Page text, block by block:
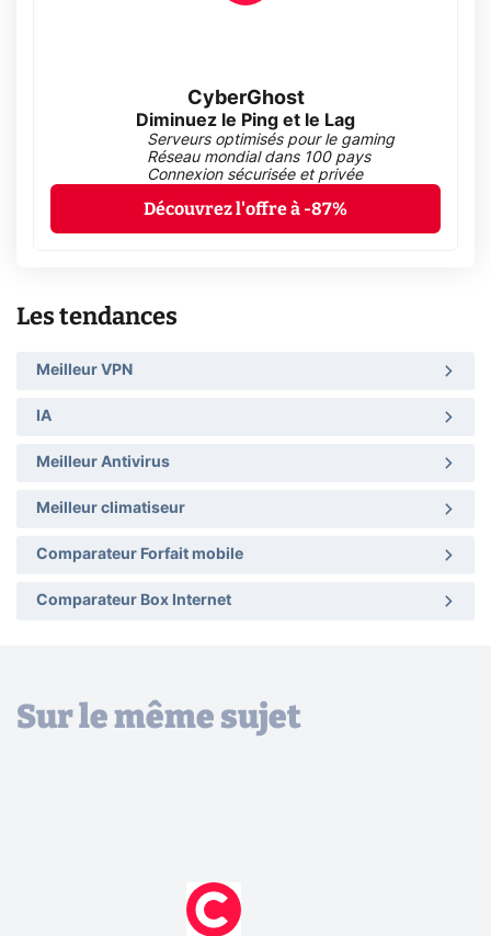
CyberGhost
Diminuez le Ping et le Lag
Serveurs optimisés pour le gaming
Réseau mondial dans 100 pays
Connexion sécurisée et privée
Découvrez l'offre à -87%
Les tendances
Meilleur VPN
IA
Meilleur Antivirus
Meilleur climatiseur
Comparateur Forfait mobile
Comparateur Box Internet
Sur le même sujet